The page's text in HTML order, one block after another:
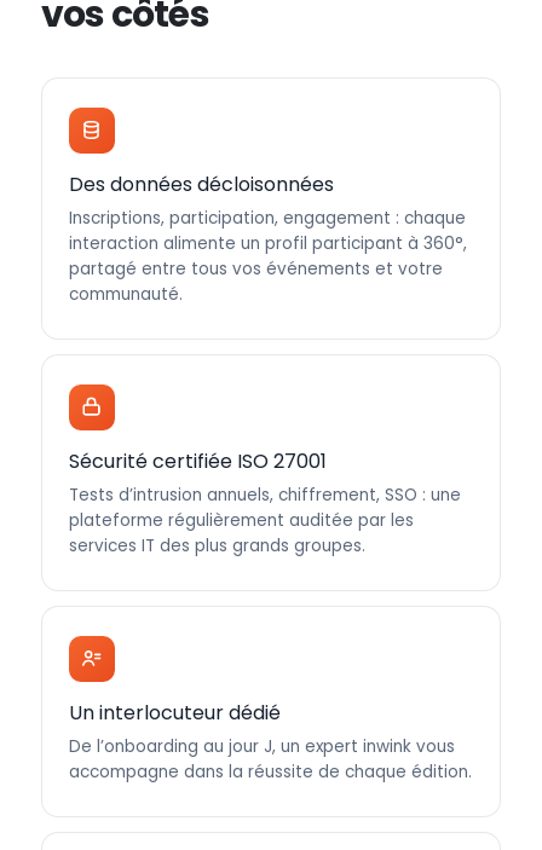
vos côtés
Des données décloisonnées
Inscriptions, participation, engagement : chaque
interaction alimente un profil participant à 360°,
partagé entre tous vos événements et votre
communauté.
Sécurité certifiée ISO 27001
Tests d’intrusion annuels, chiffrement, SSO : une
plateforme régulièrement auditée par les
services IT des plus grands groupes.
Un interlocuteur dédié
De l’onboarding au jour J, un expert inwink vous
accompagne dans la réussite de chaque édition.